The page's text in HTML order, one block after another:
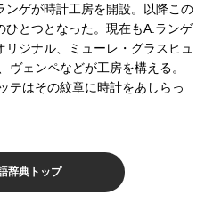
ンゲが時計工房を開設。以降この
とつとなった。現在もA.ランゲ
ジナル、ミューレ・グラスヒュ
ヴェンペなどが工房を構える。
テはその紋章に時計をあしらっ
辞典トップ